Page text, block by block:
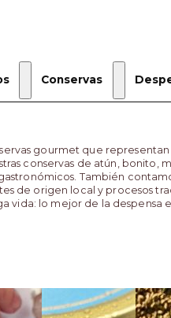
Conservas
gourmet que
conservas de atún, bonito,
También
de origen local y procesos
vida: lo mejor de la despensa